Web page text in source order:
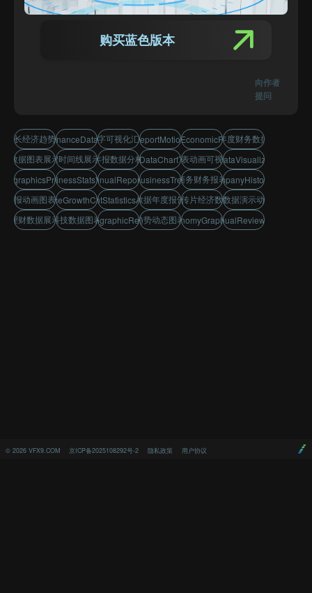
© 2026 VFX9.COM 京ICP备2025108292号-2 隐私政策 用户协议
购买蓝色版本
向作者
提问
增长经济趋势动画片
minimalFinanceDataExplainer
经济数字可视化汇报模板
financialReportMotionTemplate
dataDrivenEconomicPresentation
企业年度财务数据回顾
数据图表展示片头
公司历程时间线展示AE模板
财务年报数据分析动画
wthRateDataChartTemplate
经济图表动画可视化演示
porateDataVisualizationAE
nnualBusinessStatsVisualizer
financialAnnualReportAnimation
ChartBusinessTrendsAE
简约商务财务报表展示
melineCompanyHistoryTemplate
汇报动画图表可视化
performanceGrowthChartOpener
nvestmentStatisticsAnimation
金融数据年度报告片头
企业宣传片经济数据动画
柱状图数据演示动画模板
理财数据展示片头
数字科技数据图表模板
sinessInfographicReportVideo
增长趋势动态图表包装
digitalEconomyGraphMotionAE
mpanyAnnualReviewAnimation